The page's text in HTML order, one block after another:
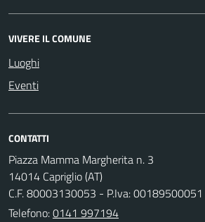
VIVERE IL COMUNE
Luoghi
Eventi
CONTATTI
Piazza Mamma Margherita n. 3
14014 Capriglio (AT)
C.F. 80003130053 - P.Iva: 00189500051
Telefono:0141 997194